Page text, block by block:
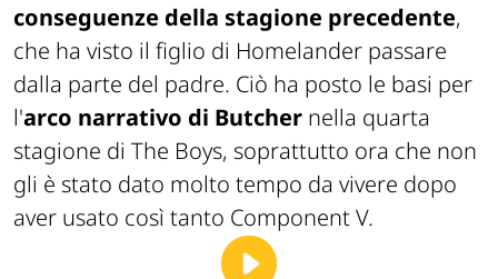
conseguenze della stagione precedente,
che ha visto il figlio di Homelander passare
dalla parte del padre. Ciò ha posto le basi per
l'arco narrativo di Butcher nella quarta
stagione di The Boys, soprattutto ora che non
gli è stato dato molto tempo da vivere dopo
aver usato così tanto Component V.